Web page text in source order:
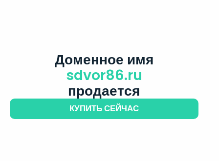
Доменное имя
sdvor86.ru
продается
КУПИТЬ СЕЙЧАС